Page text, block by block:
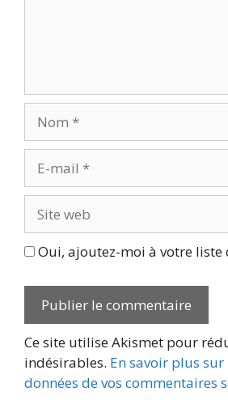
mail
web
Oui, ajoutez-moi à votre liste
Ce site utilise Akismet pour
indésirables. En savoir plus
données de vos commentaires